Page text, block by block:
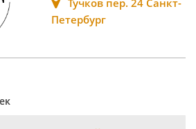
Тучков пер. 24 Санкт-
Петербург